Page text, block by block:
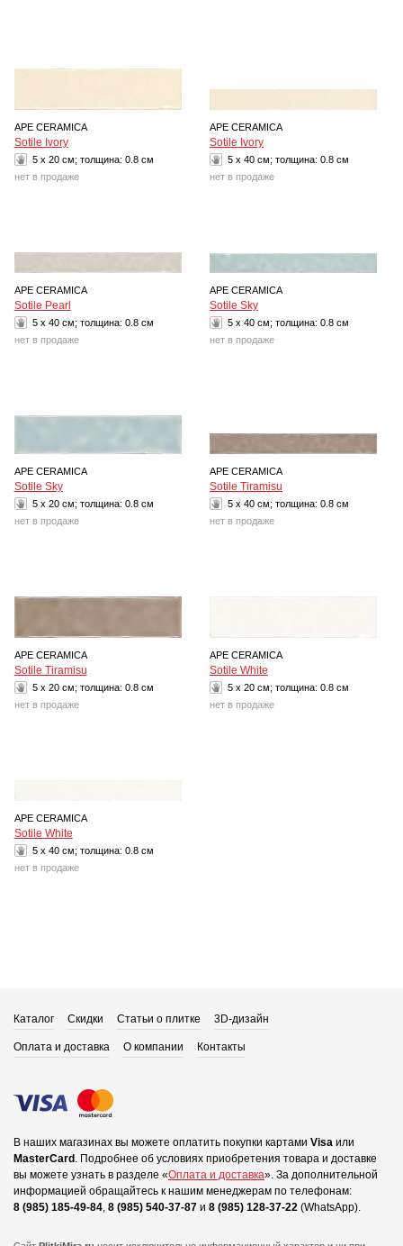
APE CERAMICA
Sotile Ivory
5 x 20 см; толщина: 0.8 см
нет в продаже
APE CERAMICA
Sotile Ivory
5 x 40 см; толщина: 0.8 см
нет в продаже
APE CERAMICA
Sotile Pearl
5 x 40 см; толщина: 0.8 см
нет в продаже
APE CERAMICA
Sotile Sky
5 x 40 см; толщина: 0.8 см
нет в продаже
APE CERAMICA
Sotile Sky
5 x 20 см; толщина: 0.8 см
нет в продаже
APE CERAMICA
Sotile Tiramisu
5 x 40 см; толщина: 0.8 см
нет в продаже
APE CERAMICA
Sotile Tiramisu
5 x 20 см; толщина: 0.8 см
нет в продаже
APE CERAMICA
Sotile White
5 x 20 см; толщина: 0.8 см
нет в продаже
APE CERAMICA
Sotile White
5 x 40 см; толщина: 0.8 см
нет в продаже
Каталог Скидки Статьи о плитке 3D-дизайн
Оплата и доставка О компании Контакты
В наших магазинах вы можете оплатить покупки картами Visa или
MasterCard . Подробнее об условиях приобретения товара и доставке
вы можете узнать в разделе «Оплата и доставка». За дополнительной
информацией обращайтесь к нашим менеджерам по телефонам:
8 (985) 185-49-84, 8 (985) 540-37-87 и 8 (985) 128-37-22 (WhatsApp).